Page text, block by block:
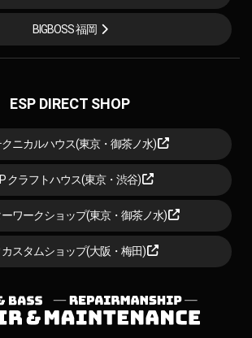
BIGBOSS 福岡
ESP DIRECT SHOP
クニカルハウス(東京・御茶ノ水)
クラフトハウス(東京・渋谷)
ーワークショップ(東京・御茶ノ水)
カスタムショップ(大阪・梅田)